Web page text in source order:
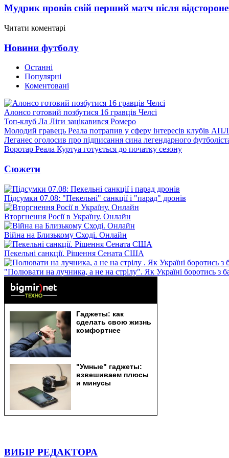
Мудрик провів свій перший матч після
Читати коментарі
Новини футболу
Останні
Популярні
Коментовані
Алонсо готовий позбутися 16 гравців Челсі
Топ-клуб Ла Ліги зацікавився Ромеро
Молодий гравець Реала потрапив у сферу інтересів клубів АПЛ
Леганес оголосив про підписання сина легендарного
Воротар Реала Куртуа готується до початку сезону
Сюжети
Підсумки 07.08: "Пекельні" санкції і "парад" дронів
Вторгнення Росії в Україну. Онлайн
Війна на Близькому Сході. Онлайн
Пекельні санкції. Рішення Сената США
"Полювати на лучника, а не на стрілу". Як Україні боротись з
ВИБІР РЕДАКТОРА